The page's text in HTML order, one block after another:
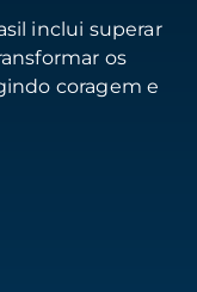
inclui superar
os
coragem e